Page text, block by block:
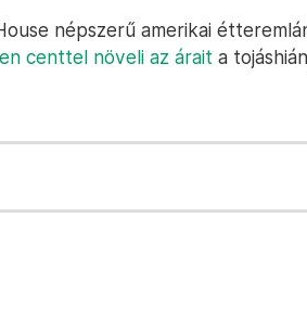
népszerű amerikai
centtel növeli az árait a